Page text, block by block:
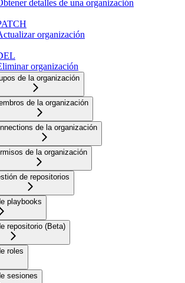
detalles de una organización
organización
organización
de la organización
de la organización
de la organización
de la organización
de repositorios
playbooks
repositorio (Beta)
roles
sesiones